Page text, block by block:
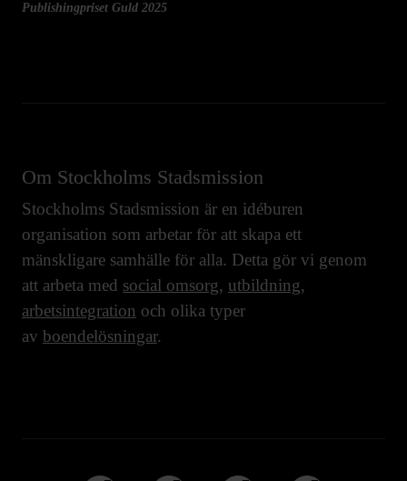
Publishingpriset Guld 2025
Om Stockholms Stadsmission
Stockholms Stadsmission är en idéburen
organisation som arbetar för att skapa ett
mänskligare samhälle för alla. Detta gör vi genom
att arbeta med social omsorg, utbildning,
arbetsintegration och olika typer
av boendelösningar.